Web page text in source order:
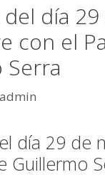
del día
con el
Serra
admin
día 29 de
Guillermo